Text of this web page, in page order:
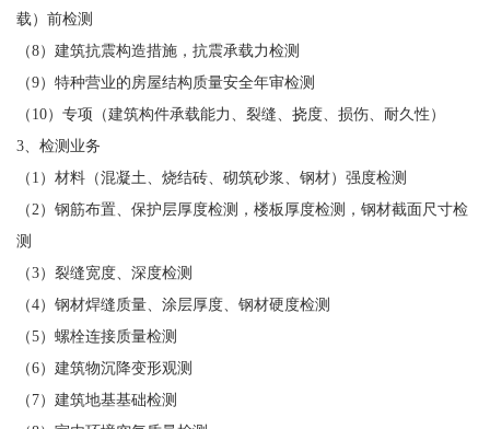
载）前检测
（8）建筑抗震构造措施，抗震承载力检测
（9）特种营业的房屋结构质量安全年审检测
（10）专项（建筑构件承载能力、裂缝、挠度、损伤、耐久性）
3、检测业务
（1）材料（混凝土、烧结砖、砌筑砂浆、钢材）强度检测
（2）钢筋布置、保护层厚度检测，楼板厚度检测，钢材截面尺寸检
测
（3）裂缝宽度、深度检测
（4）钢材焊缝质量、涂层厚度、钢材硬度检测
（5）螺栓连接质量检测
（6）建筑物沉降变形观测
（7）建筑地基基础检测